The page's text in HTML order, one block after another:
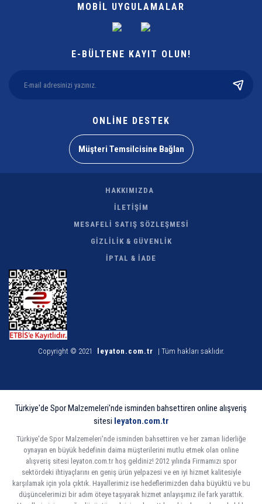
MOBİL UYGULAMALAR
E-BÜLTENE KAYIT OLUN!
ONLİNE DESTEK
Müşteri Temsilcisine Bağlan
HAKKIMIZDA
İLETİŞİM
MESAFELİ SATIŞ SÖZLEŞMESİ
GİZLİLİK & GÜVENLİK
İPTAL & İADE
Copyright © 2021 leyaton.com.tr | Tüm hakları saklıdır.
Türkiye'de Spor Malzemeleri'nde isminden bahsettiren online alışveriş
sitesi leyaton.com.tr
Türkiye'de Spor Malzemeleri'nde isminden bahsettiren ve her zaman liderliğe
oynayan en büyük hedefinin daima müşterilerini mutlu etmek olan online
alışveriş sitesi leyaton.com.tr hoş geldiniz! 2012 yılında Firmamızı spor
sektördeki ihtiyaçlarını en geniş ürün yelpazesi ve en iyi hizmet kalitesiyle
karşılamak için yola çıktık. Hayallerimiz ise hedeflerimizden daha büyüktü ve bu
düşüncelerimizi bir adım öteye taşıyarak hizmet anlayışımız ile fark yarattık.